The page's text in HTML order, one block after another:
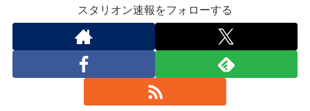
スタリオン速報をフォローする